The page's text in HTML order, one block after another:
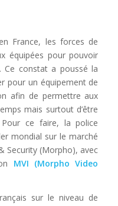
France, les forces de
équipées pour pouvoir
Ce constat a poussé la
pour un équipement de
afin de permettre aux
mais surtout d’être
ce faire, la police
mondial sur le marché
Security (Morpho), avec
MVI (Morpho Video
sur le niveau de